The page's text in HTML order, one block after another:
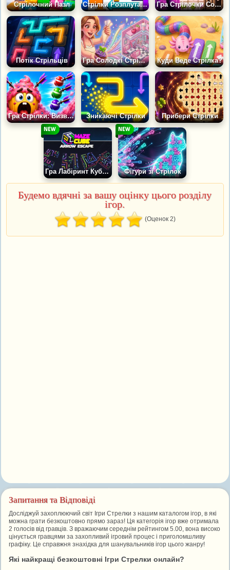
Стрілочний Пазл Стрілки Розплутай Дроти Гра Стрілочки Сортування: Побудуй Свій Будинок
Потік Стрільців Гра Солодкі Стрілочки: Моя Кондитерська Куди Веде Стрілка?
Гра Стрілки: Визволи Кекс Зникаючі Стрілки Прибери Стрілки
Гра Лабіринт Куба: Втеча за Стрілками Фігури зі Стрілок
Будемо вдячні за вашу оцінку цього розділу
ігор.
(Оценок 2)
Запитання та Відповіді
Досліджуй захоплюючий світ Ігри Стрелки з нашим каталогом ігор, в які
можна грати безкоштовно прямо зараз! Ця категорія ігор вже отримала
2 голосів від гравців. З вражаючим середнім рейтингом 5.00, вона високо
цінується гравцями за захопливий ігровий процес і приголомшливу
графіку. Це справжня знахідка для шанувальників ігор цього жанру!
Які найкращі безкоштовні Ігри Стрелки онлайн?